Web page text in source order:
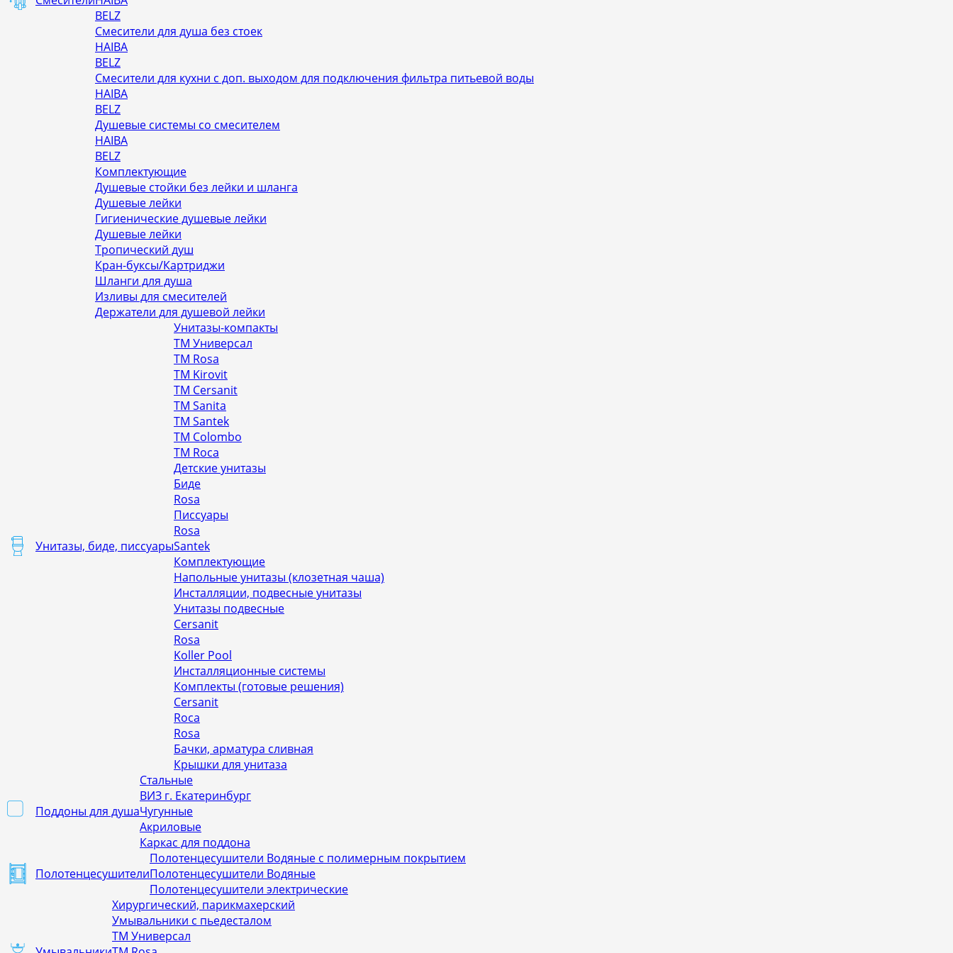
BELZ
Смесители для душа без стоек
HAIBA
BELZ
Смесители для кухни с доп. выходом для подключения фильтра питьевой воды
HAIBA
BELZ
Душевые системы со смесителем
HAIBA
BELZ
Комплектующие
Душевые стойки без лейки и шланга
Душевые лейки
Гигиенические душевые лейки
Душевые лейки
Тропический душ
Кран-буксы/Картриджи
Шланги для душа
Изливы для смесителей
Держатели для душевой лейки
Унитазы, биде, писсуары
Унитазы-компакты
ТМ Универсал
ТМ Rosa
ТМ Kirovit
ТМ Cersanit
ТМ Sanita
ТМ Santek
ТМ Colombo
ТМ Roca
Детские унитазы
Биде
Rosa
Писсуары
Rosa
Santek
Комплектующие
Напольные унитазы (клозетная чаша)
Инсталляции, подвесные унитазы
Унитазы подвесные
Cersanit
Rosa
Koller Pool
Инсталляционные системы
Комплекты (готовые решения)
Cersanit
Roca
Rosa
Бачки, арматура сливная
Крышки для унитаза
Поддоны для душа
Стальные
ВИЗ г. Екатеринбург
Чугунные
Акриловые
Каркас для поддона
Полотенцесушители
Полотенцесушители Водяные с полимерным покрытием
Полотенцесушители Водяные
Полотенцесушители электрические
Хирургический, парикмахерский
Умывальники с пьедесталом
ТМ Универсал